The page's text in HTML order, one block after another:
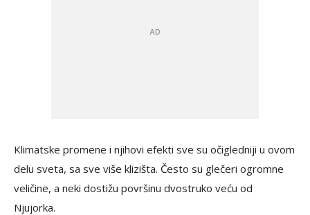
Klimatske promene i njihovi efekti sve su očigledniji u ovom
delu sveta, sa sve više klizišta. Često su glečeri ogromne
veličine, a neki dostižu površinu dvostruko veću od
Njujorka.